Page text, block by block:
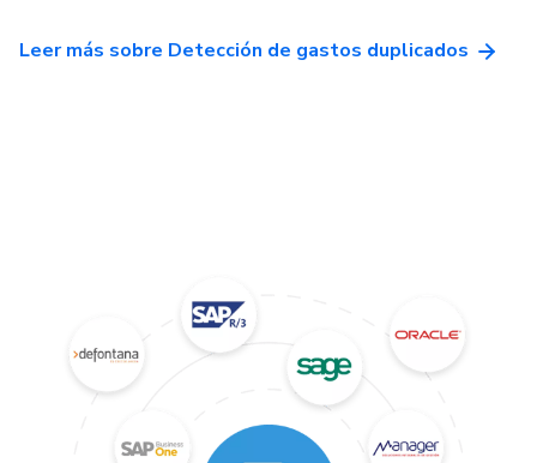
Leer más sobre Detección de gastos duplicados